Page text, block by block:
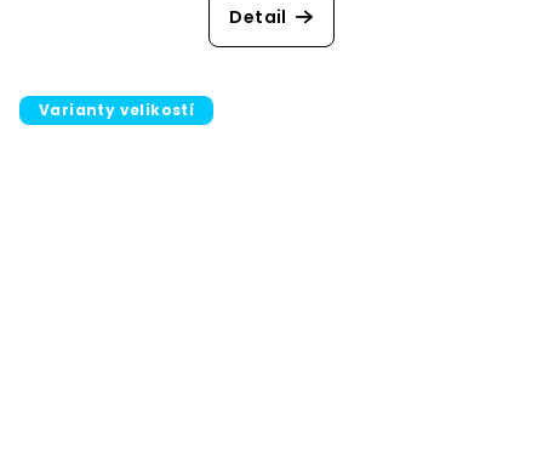
Detail
Varianty velikostí